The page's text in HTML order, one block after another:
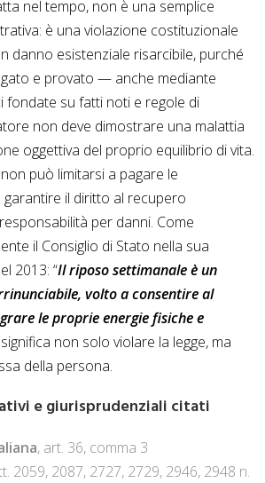
nel tempo, non è una semplice
è una violazione costituzionale
danno esistenziale risarcibile, purché
e provato — anche mediante
fondate su fatti noti e regole di
non deve dimostrare una malattia
oggettiva del proprio equilibrio di vita.
può limitarsi a pagare le
garantire il diritto al recupero
per danni. Come
il Consiglio di Stato nella sua
2013: “Il riposo settimanale è un
volto a consentire al
le proprie energie fisiche e
non solo violare la legge, ma
della persona.
e giurisprudenziali citati
, art. 36, comma 3
2059, 2087, 2727, 2729, 2946, 2948 n.